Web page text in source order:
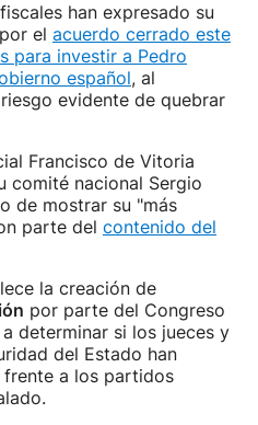
han expresado su
el acuerdo cerrado este
para investir a Pedro
español, al
evidente de quebrar
Francisco de Vitoria
comité nacional Sergio
de mostrar su "más
parte del contenido del
la creación de
por parte del Congreso
determinar si los jueces y
del Estado han
frente a los partidos